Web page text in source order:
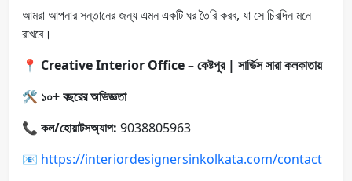
আমরা আপনার সন্তানের জন্য এমন একটি ঘর তৈরি করব, যা সে চিরদিন মনে
রাখবে।
📍 Creative Interior Office – কেষ্টপুর | সার্ভিস সারা কলকাতায়
🛠️ ১০+ বছরের অভিজ্ঞতা
📞 কল/হোয়াটসঅ্যাপ: 9038805963
📧 https://interiordesignersinkolkata.com/contact